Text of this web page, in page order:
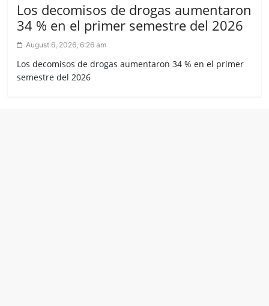
Los decomisos de drogas aumentaron
34 % en el primer semestre del 2026
August 6, 2026, 6:26 am
Los decomisos de drogas aumentaron 34 % en el primer
semestre del 2026